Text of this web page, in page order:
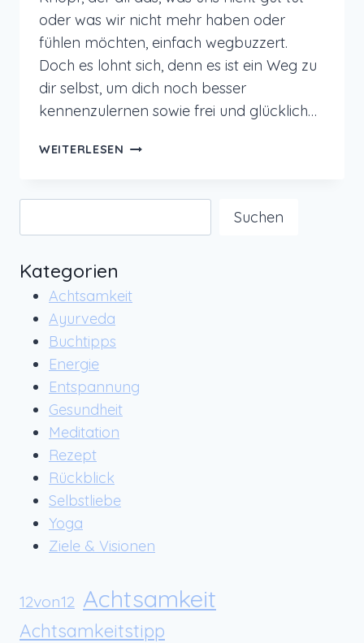
oder was wir nicht mehr haben oder
fühlen möchten, einfach wegbuzzert.
Doch es lohnt sich, denn es ist ein Weg zu
dir selbst, um dich noch besser
kennenzulernen sowie frei und glücklich…
WEITERLESEN LOSLASSEN
GLÜCKLICH
DU
SEIN
Suchen
Kategorien
Achtsamkeit
Ayurveda
Buchtipps
Energie
Entspannung
Gesundheit
Meditation
Rezept
Rückblick
Selbstliebe
Yoga
Ziele & Visionen
12von12 Achtsamkeit
Achtsamkeitstipp